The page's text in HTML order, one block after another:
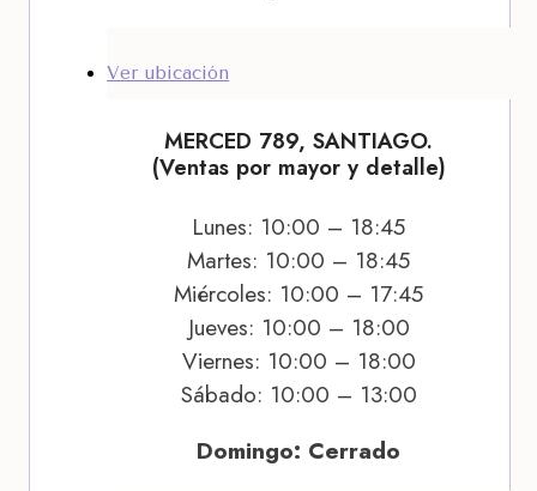
Ver ubicación
MERCED 789, SANTIAGO.
(Ventas por mayor y detalle)
Lunes: 10:00 – 18:45
Martes: 10:00 – 18:45
Miércoles: 10:00 – 17:45
Jueves: 10:00 – 18:00
Viernes: 10:00 – 18:00
Sábado: 10:00 – 13:00
Domingo: Cerrado